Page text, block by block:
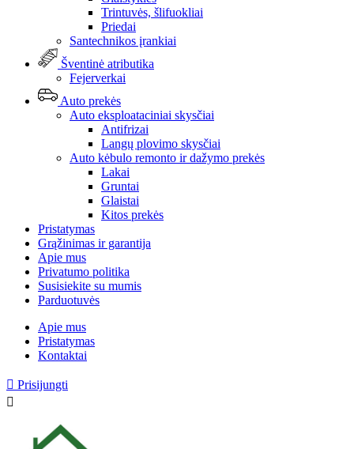
Trintuvės, šlifuokliai
Priedai
Santechnikos įrankiai
Šventinė atributika
Fejerverkai
Auto prekės
Auto eksploataciniai skysčiai
Antifrizai
Langų plovimo skysčiai
Auto kėbulo remonto ir dažymo prekės
Lakai
Gruntai
Glaistai
Kitos prekės
Pristatymas
Grąžinimas ir garantija
Apie mus
Privatumo politika
Susisiekite su mumis
Parduotuvės
Apie mus
Pristatymas
Kontaktai
 Prisijungti
